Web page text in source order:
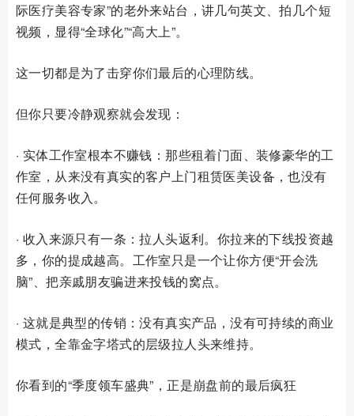
际医疗美容专家”的老外来站台，讲几句英文、拍几个短
视频，显得“全球化”“高大上”。
这一切都是为了击穿你们最后的心理防线。
但你只要冷静观察就会发现：
· 实体工作室根本不赚钱：那些租着门面、装修豪华的工
作室，从来没有真实的客户上门租赁医美设备，也没有
任何服务收入。
· 收入来源只有一条：拉人头返利。你拉来的下线投资越
多，你的提成越高。工作室只是一个让你方便“开会洗
脑”、把亲戚朋友骗进来投钱的窝点。
· 这就是典型的传销：没有真实产品，没有可持续的商业
模式，全靠金字塔式的层级拉人头来维持。
你看到的“季度领车盛典”，正是崩盘前的最后疯狂